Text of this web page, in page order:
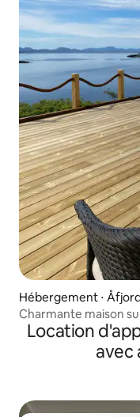
Hébergement ⋅
Charmante maison
Location
avec